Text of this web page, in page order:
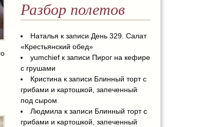
Разбор полетов
Наталья к записи День 329. Салат
«Крестьянский обед»
yumchiefк записи Пирог на кефире
с грушами
Кристинак записи Блинный торт с
грибами и картошкой, запеченный
под сыром
Людмилак записи Блинный торт с
грибами и картошкой, запеченный